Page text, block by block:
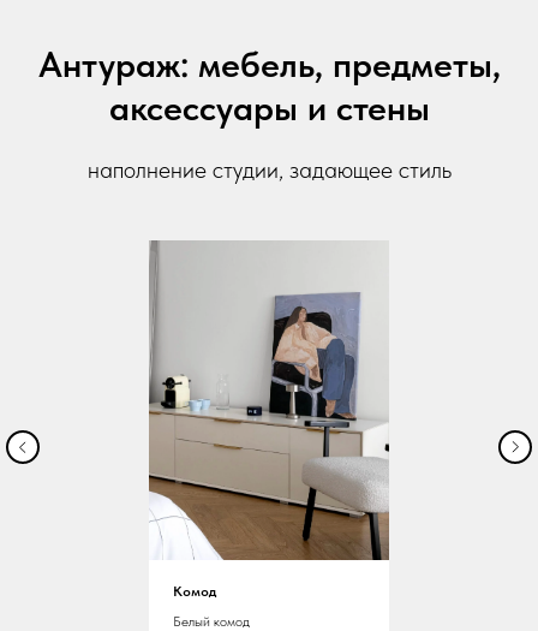
Антураж: мебель, предметы,
аксессуары и стены
наполнение студии, задающее стиль
Комод
Белый комод